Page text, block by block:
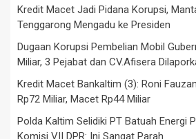
Kredit Macet Jadi Pidana Korupsi,
Tenggarong Mengadu ke Presiden
Dugaan Korupsi Pembelian Mobil
Miliar, 3 Pejabat dan CV.Afisera
Kredit Macet Bankaltim (3): Roni
Rp72 Miliar, Macet Rp44 Miliar
Polda Kaltim Selidiki PT Batuah Energi
Komisi VII DPR: Ini Sangat Parah